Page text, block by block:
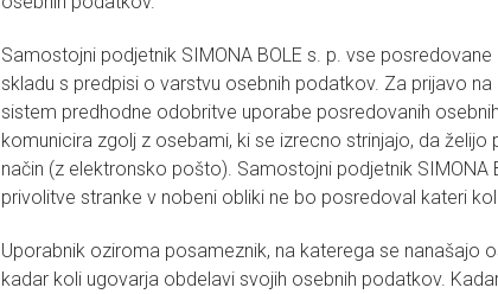
Samostojni podjetnik SIMONA BOLE s. p. vse
skladu s predpisi o varstvu osebnih podatkov. Za prijavo
sistem predhodne odobritve uporabe posredovanih
komunicira zgolj z osebami, ki se izrecno strinjajo, da
način (z elektronsko pošto). Samostojni podjetnik SIMONA
privolitve stranke v nobeni obliki ne bo posredoval kateri
Uporabnik oziroma posameznik, na katerega se nanašajo
kadar koli ugovarja obdelavi svojih osebnih podatkov.